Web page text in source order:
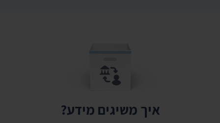
איך משיגים מידע?